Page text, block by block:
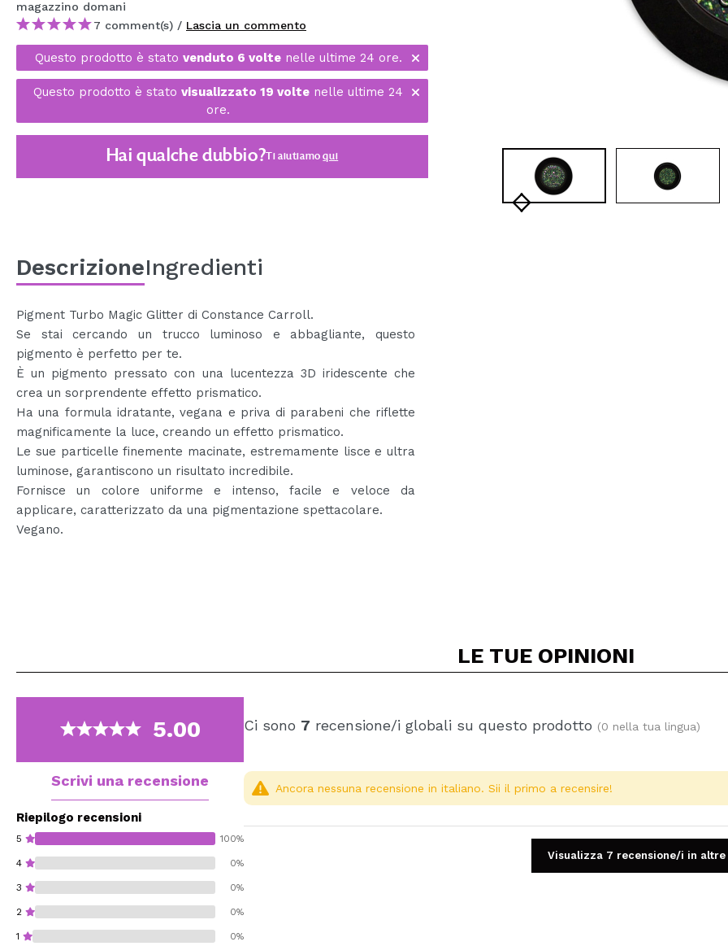
MAQUIFARMA
KOREA ZONE
TRAVEL SIZE
PROSSIMAMENTE
magazzino domani
7 comment(s) / Lascia un commento
Questo prodotto è stato venduto 6 voltenelle ultime 24 ore.
Questo prodotto è stato visualizzato 19 volte nelle ultime 24
ore.
Hai qualche dubbio?Ti aiutiamoqui
DescrizioneIngredienti
Pigment Turbo Magic Glitter di Constance Carroll.
Se stai cercando un trucco luminoso e abbagliante, questo
pigmento è perfetto per te.
È un pigmento pressato con una lucentezza 3D iridescente che
crea un sorprendente effetto prismatico.
Ha una formula idratante, vegana e priva di parabeni che riflette
magnificamente la luce, creando un effetto prismatico.
Le sue particelle finemente macinate, estremamente lisce e ultra
luminose, garantiscono un risultato incredibile.
Fornisce un colore uniforme e intenso, facile e veloce da
applicare, caratterizzato da una pigmentazione spettacolare.
Vegano.
LE TUE OPINIONI
5.00
Scrivi una recensione
Riepilogo recensioni
5 100%
4 0%
3 0%
2 0%
1 0%
Ci sono 7 recensione/i globali su questo prodotto (0 nella tua lingua)
Ancora nessuna recensione in italiano. Sii il primo a recensire!
Visualizza 7 recensione/i in altre